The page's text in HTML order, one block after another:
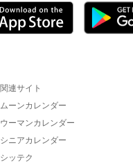
関連サイト
ムーンカレンダー
ウーマンカレンダー
シニアカレンダー
シッテク